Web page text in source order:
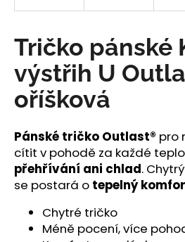
Tričko pánské
výstřih U
oříšková
Pánské tričko Outlast® pro
cítit v pohodě za každé
přehřívání ani chlad.
se postará o tepelný
Chytré tričko
Méně pocení, více
o
o
r
u
č